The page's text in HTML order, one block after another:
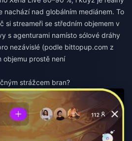
nachází nad globálním mediánem. To
si streameři se středním objemem v
s agenturami namísto sólové dráhy
nezávislé (podle bittopup.com z
prostě není
strážcem bran?